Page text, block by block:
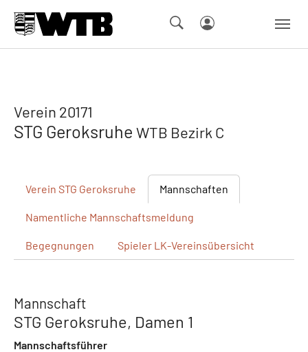
Verein 20171
STG Geroksruhe WTB Bezirk C
Verein STG Geroksruhe Mannschaften
Namentliche Mannschaftsmeldung
Begegnungen Spieler LK-Vereinsübersicht
Mannschaft
STG Geroksruhe, Damen 1
Mannschaftsführer